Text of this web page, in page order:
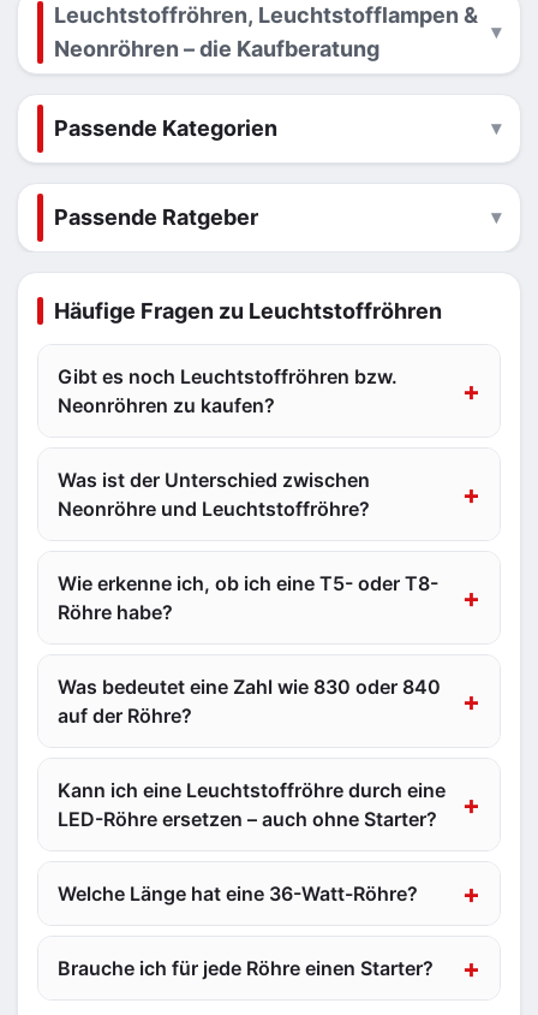
Leuchtstoffröhren, Leuchtstofflampen &
Neonröhren – die Kaufberatung
Passende Kategorien
Passende Ratgeber
Häufige Fragen zu Leuchtstoffröhren
Gibt es noch Leuchtstoffröhren bzw.
Neonröhren zu kaufen?
Was ist der Unterschied zwischen
Neonröhre und Leuchtstoffröhre?
Wie erkenne ich, ob ich eine T5- oder T8-
Röhre habe?
Was bedeutet eine Zahl wie 830 oder 840
auf der Röhre?
Kann ich eine Leuchtstoffröhre durch eine
LED-Röhre ersetzen – auch ohne Starter?
Welche Länge hat eine 36-Watt-Röhre?
Brauche ich für jede Röhre einen Starter?